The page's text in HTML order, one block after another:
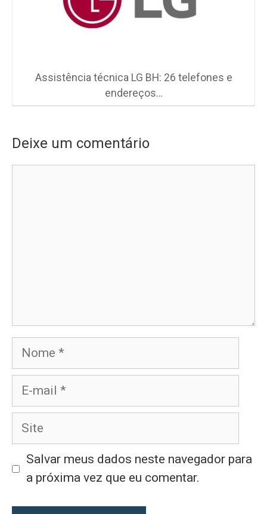
Assistência técnica LG BH: 26 telefones e
endereços…
Deixe um comentário
Nome
Site
Salvar meus dados neste navegador para
a próxima vez que eu comentar.